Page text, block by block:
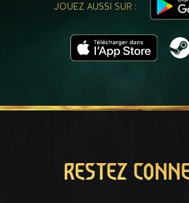
JOUEZ AUSSI SUR :
RESTEZ